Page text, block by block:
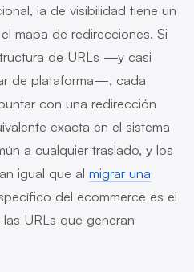
la de visibilidad tiene un
mapa de redirecciones. Si
de URLs —y casi
de plataforma—, cada
con una redirección
exacta en el sistema
a cualquier traslado, y los
igual que al migrar una
del ecommerce es el
URLs que generan